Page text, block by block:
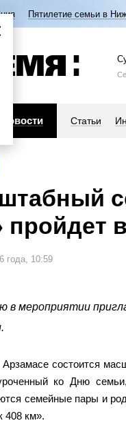
Пятилетие семьи в
Новости Статьи
пройдет
года, 10:59
в мероприятии
Арзамасе состоится
ко Дню
семейные пары и
408 км».